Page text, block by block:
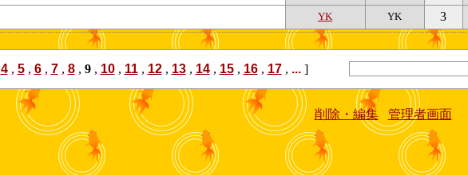
YK YK 3
4, 5, 6, 7, 8, 9, 10, 11, 12, 13, 14, 15, 16, 17, ...]
削除・編集 管理者画面